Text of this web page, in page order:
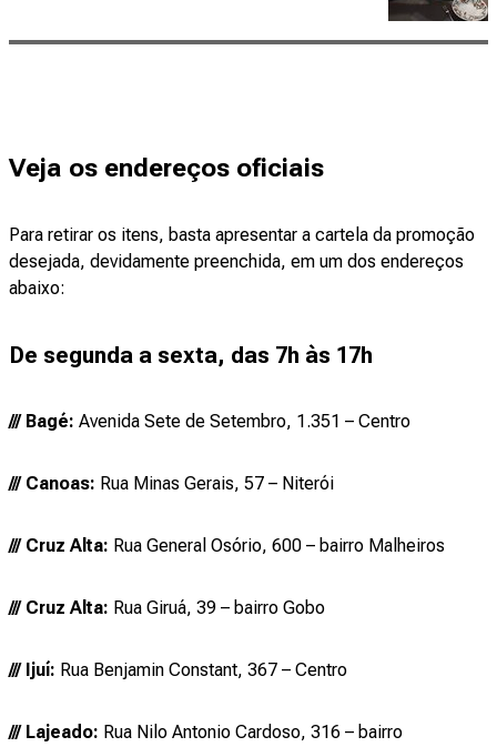
Veja os endereços oficiais
Para retirar os itens, basta apresentar a cartela da promoção
desejada, devidamente preenchida, em um dos endereços
abaixo:
De segunda a sexta, das 7h às 17h
/// Bagé: Avenida Sete de Setembro, 1.351 – Centro
/// Canoas: Rua Minas Gerais, 57 – Niterói
/// Cruz Alta: Rua General Osório, 600 – bairro Malheiros
/// Cruz Alta: Rua Giruá, 39 – bairro Gobo
/// Ijuí: Rua Benjamin Constant, 367 – Centro
/// Lajeado: Rua Nilo Antonio Cardoso, 316 – bairro